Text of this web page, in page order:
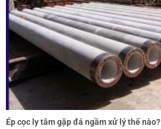
Ép cọc ly tâm gặp đá ngầm xử lý thế nào?